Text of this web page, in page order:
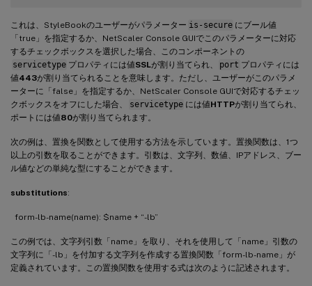
これは、StyleBookのユーザーがパラメーター is-secure にブール値
「true」を指定するか、NetScaler Console GUIでこのパラメーターに対応
するチェックボックスを選択した場合、このコンポーネントの
servicetype プロパティには値SSLが割り当てられ、 port プロパティには
値443が割り当てられることを意味します。ただし、ユーザーがこのパラメ
ーターに「false」を指定するか、NetScaler Console GUIで対応するチェッ
クボックスをオフにした場合、
servicetype には値HTTPが割り当てられ、
ポートには値80が割り当てられます。
次の例は、置換を関数として使用する方法を示しています。置換関数は、1つ
以上の引数を取ることができます。引数は、文字列、数値、IPアドレス、ブー
ル値などの単純な型にすることができます。
substitutions:
form-lb-name(name): $name + “-lb”
この例では、文字列引数「name」を取り、それを使用して「name」引数の
文字列に「-lb」を付加する文字列を作成する置換関数「form-lb-name」が
定義されています。この置換関数を使用する式は次のように記述されます。